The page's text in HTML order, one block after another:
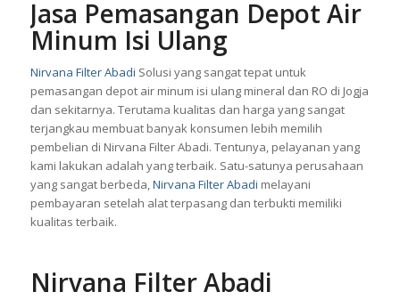
Jasa Pemasangan Depot Air
Minum Isi Ulang
Nirvana Filter Abadi Solusi yang sangat tepat untuk
pemasangan depot air minum isi ulang mineral dan RO di Jogja
dan sekitarnya. Terutama kualitas dan harga yang sangat
terjangkau membuat banyak konsumen lebih memilih
pembelian di Nirvana Filter Abadi. Tentunya, pelayanan yang
kami lakukan adalah yang terbaik. Satu-satunya perusahaan
yang sangat berbeda,Nirvana Filter Abadi melayani
pembayaran setelah alat terpasang dan terbukti memiliki
kualitas terbaik.
Nirvana Filter Abadi